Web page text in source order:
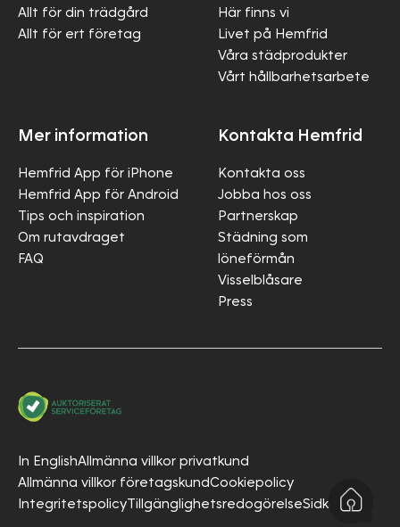
Allt för din trädgård
Allt för ert företag
Här finns vi
Livet på Hemfrid
Våra städprodukter
Vårt hållbarhetsarbete
Mer information
Hemfrid App för iPhone
Hemfrid App för Android
Tips och inspiration
Om rutavdraget
FAQ
Kontakta Hemfrid
Kontakta oss
Jobba hos oss
Partnerskap
Städning som
löneförmån
Visselblåsare
Press
In EnglishAllmänna villkor privatkund
Allmänna villkor företagskundCookiepolicy
IntegritetspolicyTillgänglighetsredogörelseSidkarta